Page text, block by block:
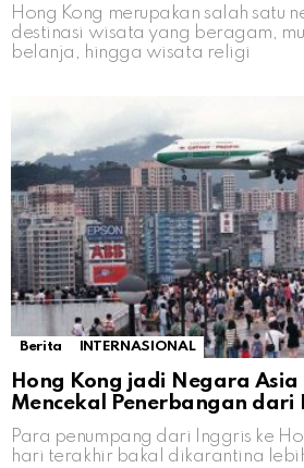
Hong Kong merupakan salah satu
destinasi wisata yang beragam,
belanja, hingga wisata religi
Berita INTERNASIONAL
Hong Kong jadi Negara
Mencekal Penerbangan dari
Para penumpang dari Inggris ke
hari terakhir bakal dikarantina